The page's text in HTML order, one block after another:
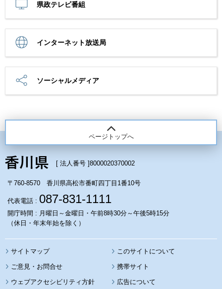
県政テレビ番組
インターネット放送局
ソーシャルメディア
ページトップへ
[ 法人番号 ]8000020370002
〒760-8570 香川県高松市番町四丁目1番10号
代表電話 : 087-831-1111
開庁時間 : 月曜日～金曜日・午前8時30分～午後5時15分
（休日・年末年始を除く）
サイトマップ このサイトについて
携帯サイト
ウェブアクセシビリティ方針 広告について